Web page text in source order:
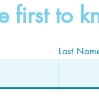
first to
Last